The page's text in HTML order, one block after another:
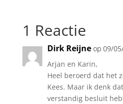
1 Reactie
Dirk Reijne op 09/
Arjan en Karin,
Heel beroerd dat het
Kees. Maar ik denk
verstandig besluit